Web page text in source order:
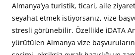
Almanya’ya turistik, ticari, aile
seyahat etmek istiyorsanız, vize
stresli görünebilir. Özellikle iDATA
yürütülen Almanya vize